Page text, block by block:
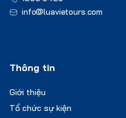
info@luavietours.com
Thông tin
Giới thiệu
Tổ chức sự kiện